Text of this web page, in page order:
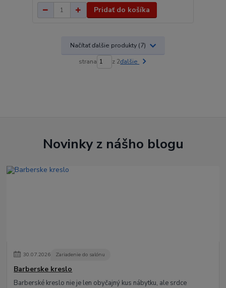
Pridať do košíka
Načítať ďalšie produkty (7)
strana z 2ďalšie
Novinky z nášho blogu
30.07.2026 Zariadenie do salónu
Barberske kreslo
Barberské kreslo nie je len obyčajný kus nábytku, ale srdce